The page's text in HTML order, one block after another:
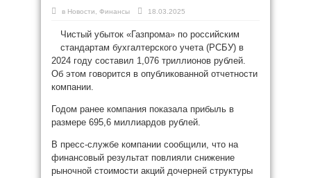
в Новости Финансы 18.03.2025
Чистый убыток «Газпрома» по российским
стандартам бухгалтерского учета (РСБУ) в
2024 году составил 1,076 триллионов рублей.
Об этом говорится в опубликованной отчетности
компании.
Годом ранее компания показала прибыль в
размере 695,6 миллиардов рублей.
В пресс-службе компании сообщили, что на
финансовый результат повлияли снижение
рыночной стоимости акций дочерней структуры